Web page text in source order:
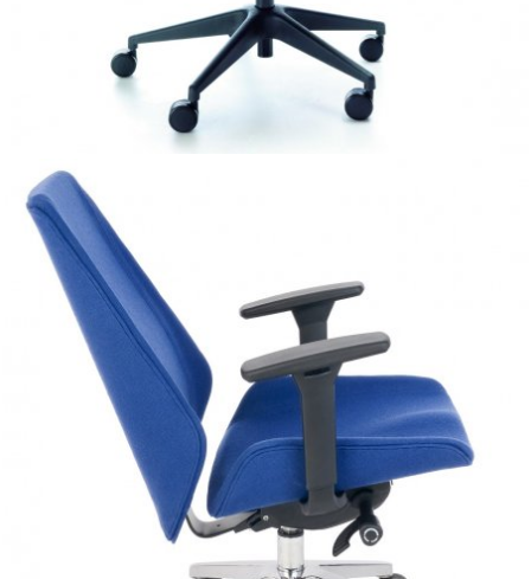
możemy zminimalizować dolegliwości spowodowane
długotrwałą pracą przy biurku, poprawiając efektywność
wykonywanej pracy
MOON to krzesło z klasą, produkowane w przez firmę
Grospol w kraju.
Dostawa 3 do 5 dni roboczych
Bogata paleta tapicerek
Siedzisko i oparcie wyprofilowane jak w samochodzie
wyścigowym.
Mechanizm synchroniczny z regulacją głębokości, regulacja
podłokietników i oparcia.